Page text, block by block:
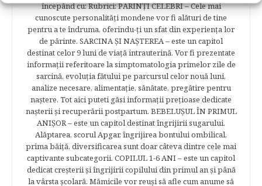
începând cu: Rubrici: PĂRINŢI CELEBRI – Cele mai
cunoscute personalităţi mondene vor fi alături de tine
pentru a te îndruma, oferindu-ţi un sfat din experienţa lor
de părinte. SARCINA ŞI NAŞTEREA – este un capitol
destinat celor 9 luni de viaţă intrauterină. Vor fi prezentate
informaţii referitoare la simptomatologia primelor zile de
sarcină, evoluţia fătului pe parcursul celor nouă luni,
analize necesare, alimentaţie, sănătate, pregătire pentru
naştere. Tot aici puteti găsi informaţii preţioase dedicate
naşterii şi recuperării postpartum. BEBELUŞUL ÎN PRIMUL
ANIŞOR – este un capitol destinat îngrijirii sugarului.
Alăptarea, scorul Apgar, îngrijirea bontului ombilical,
prima băiţă, diversificarea sunt doar câteva dintre cele mai
captivante subcategorii. COPILUL 1-6 ANI – este un capitol
dedicat creşterii şi îngrijirii copilului din primul an şi până
la vârsta şcolară. Mămicile vor reuşi să afle cum anume să